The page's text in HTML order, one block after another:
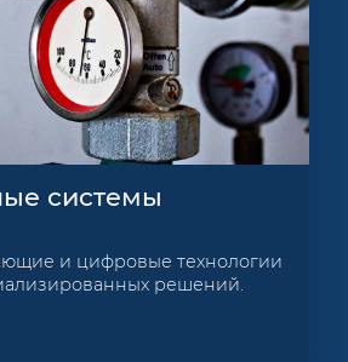
системы
и цифровые технологии
решений.